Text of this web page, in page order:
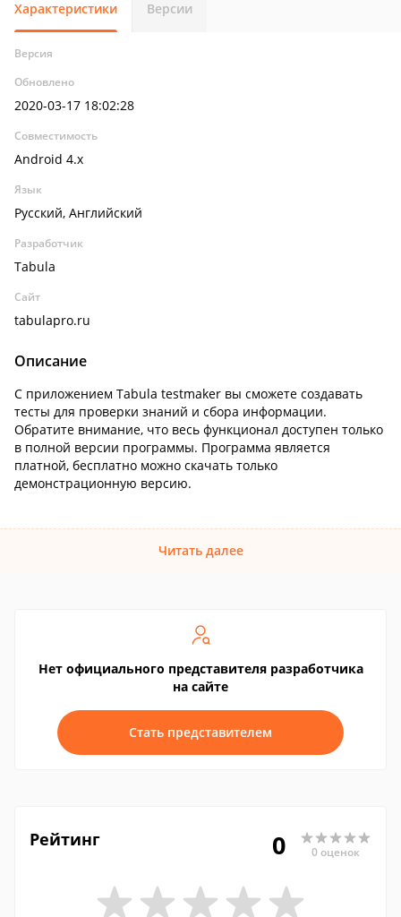
Характеристики Версии
Версия
Обновлено
2020-03-17 18:02:28
Совместимость
Android 4.x
Язык
Русский, Английский
Разработчик
Tabula
Сайт
tabulapro.ru
Описание
С приложением Tabula testmaker вы сможете создавать
тесты для проверки знаний и сбора информации.
Обратите внимание, что весь функционал доступен только
в полной версии программы. Программа является
платной, бесплатно можно скачать только
демонстрационную версию.
Читать далее
Нет официального представителя разработчика
на сайте
Стать представителем
Рейтинг 0 0 оценок